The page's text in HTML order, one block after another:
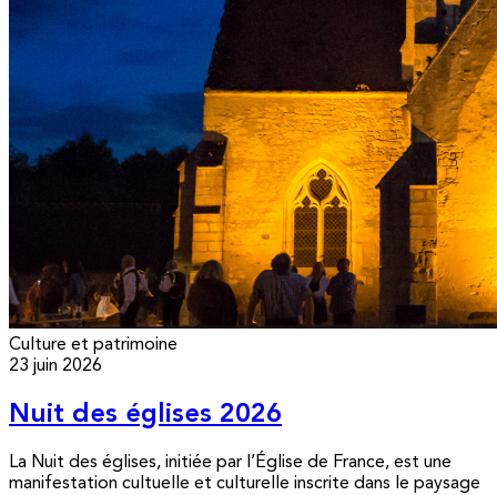
Culture et patrimoine
23 juin 2026
Nuit des églises 2026
La Nuit des églises, initiée par l’Église de France, est une
manifestation cultuelle et culturelle inscrite dans le paysage